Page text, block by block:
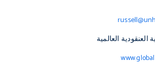
العالمية